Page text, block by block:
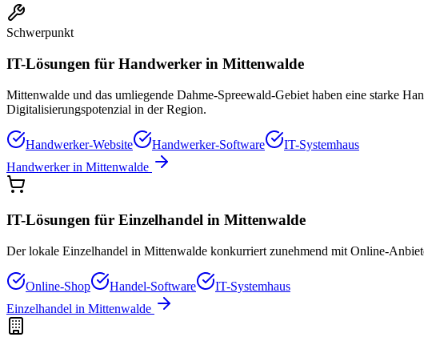
Schwerpunkt
IT-Lösungen für Handwerker in Mittenwalde
Mittenwalde und das umliegende Dahme-Spreewald-Gebiet haben eine starke
Digitalisierungspotenzial in der Region.
Handwerker-Website Handwerker-Software
IT-Systemhaus
Handwerkerin Mittenwalde
IT-Lösungen für Einzelhandel in Mittenwalde
Der lokale Einzelhandel in Mittenwalde konkurriert zunehmend mit Online-
Online-Shop Handel-Software
IT-Systemhaus
Einzelhandel in Mittenwalde